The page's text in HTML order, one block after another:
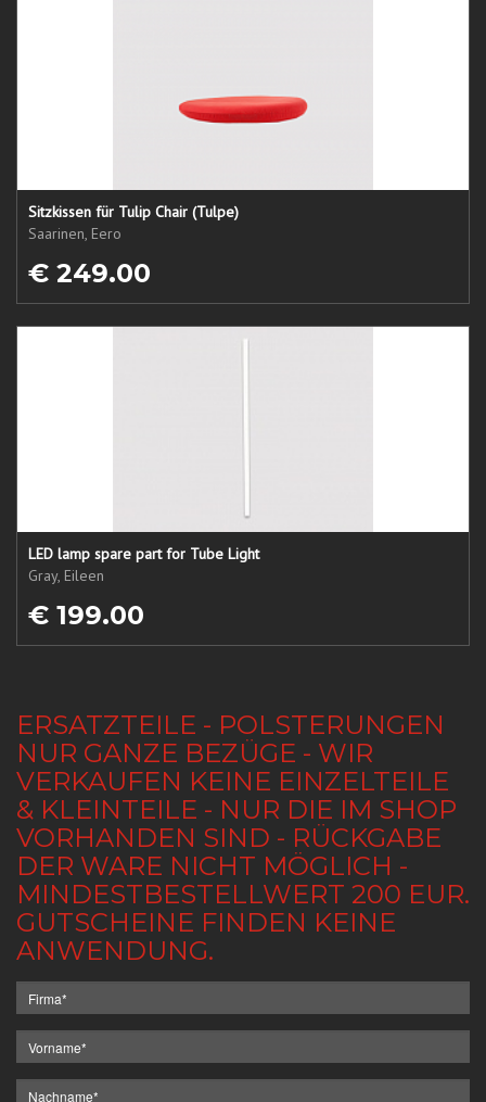
Sitzkissen für Tulip Chair (Tulpe)
Saarinen, Eero
€ 249.00
LED lamp spare part for Tube Light
Gray, Eileen
€ 199.00
ERSATZTEILE - POLSTERUNGEN
NUR GANZE BEZÜGE - WIR
VERKAUFEN KEINE EINZELTEILE
& KLEINTEILE - NUR DIE IM SHOP
VORHANDEN SIND - RÜCKGABE
DER WARE NICHT MÖGLICH -
MINDESTBESTELLWERT 200 EUR.
GUTSCHEINE FINDEN KEINE
ANWENDUNG.